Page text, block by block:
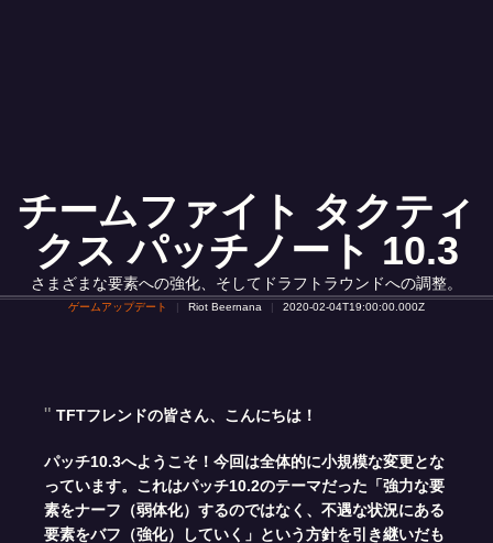
チームファイト タクティ
クス パッチノート 10.3
さまざまな要素への強化、そしてドラフトラウンドへの調整。
ゲームアップデート Riot Beernana 2020-02-04T19:00:00.000Z
TFTフレンドの皆さん、こんにちは！
パッチ10.3へようこそ！今回は全体的に小規模な変更とな
っています。これはパッチ10.2のテーマだった「強力な要
素をナーフ（弱体化）するのではなく、不遇な状況にある
要素をバフ（強化）していく」という方針を引き継いだも